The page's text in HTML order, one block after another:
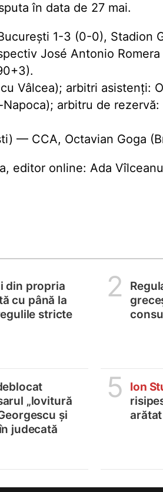
în data de 27 mai.
1-3 (0-0), Stadion
José Antonio
Vâlcea); arbitri asistenți:
arbitru de
— CCA, Octavian Goga
editor online: Ada
din propria
cu până la
stricte
2
„lovitură
și
judecată
5 Ion